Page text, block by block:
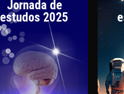
Jornada de
estudos 2025